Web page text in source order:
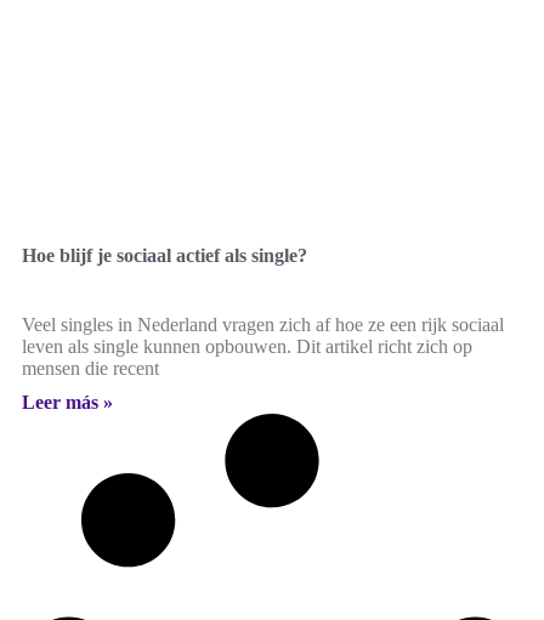
Hoe blijf je sociaal actief als single?
Veel singles in Nederland vragen zich af hoe ze een rijk sociaal
leven als single kunnen opbouwen. Dit artikel richt zich op
mensen die recent
Leer más »